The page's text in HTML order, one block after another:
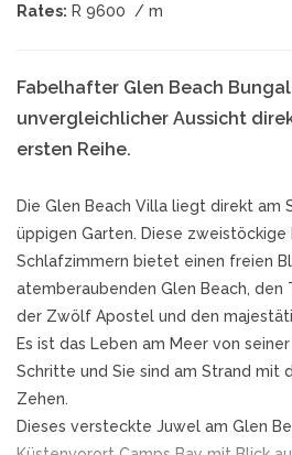
Rates: R 9600 / m
Fabelhafter Glen Beach
unvergleichlicher Aussicht
ersten Reihe.
Die Glen Beach Villa liegt direkt am
üppigen Garten. Diese
Schlafzimmern bietet einen freien
atemberaubenden Glen Beach,
der Zwölf Apostel und den
Es ist das Leben am Meer von
Schritte und Sie sind am Strand mit
Zehen.
Dieses versteckte Juwel am Glen